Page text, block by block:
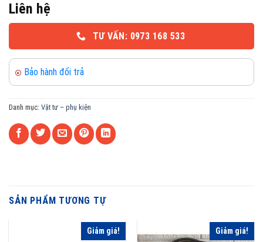
Liên hệ
TƯ VẤN: 0973 168 533
Bảo hành đổi trả
Danh mục: Vật tư – phụ kiện
SẢN PHẨM TƯƠNG TỰ
Giảm giá! Giảm giá!